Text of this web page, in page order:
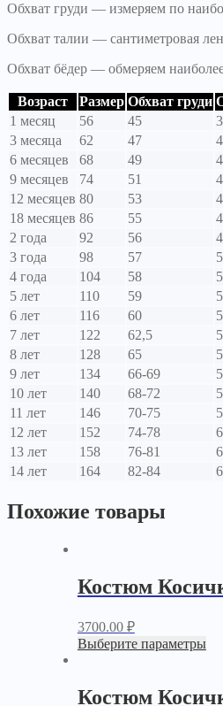
Обхват груди — измеряем по
Обхват талии — сантиметровая
Обхват бёдер — обмеряем
Возраст Размер Обхват груди
1 месяц
56 45
3 месяца
62 47
6 месяцев
68 49
9 месяцев
74 51
12 месяцев 80 53
18 месяцев 86 55
2 года
92 56
3 года
98 57
4 года
104 58
5 лет
110 59
6 лет
116 60
7 лет
122 62,5
8 лет
128 65
9 лет
134 66-69
10 лет
140 68-72
11 лет
146 70-75
12 лет
152 74-78
13 лет
158 76-81
14 лет
164 82-84
Похожие товары
Костюм
3700.00 ₽
Выберите параметры
Костюм